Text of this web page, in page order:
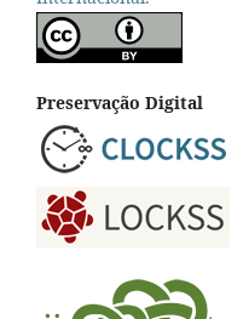
Preservação Digital